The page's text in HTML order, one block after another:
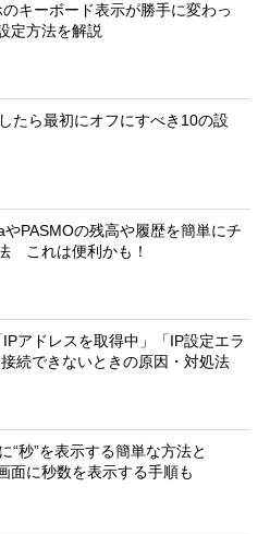
キーボード表示が勝手に変わっ
定方法を解説
たら最初にオフにすべき10の設
やPASMOの残高や履歴を簡単にチ
これは便利かも！
IPアドレスを取得中」「IP設定エラ
続できないときの原因・対処法
“秒”を表示する簡単な方法と
に秒数を表示する手順も